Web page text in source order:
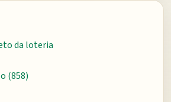
da loteria
(858)